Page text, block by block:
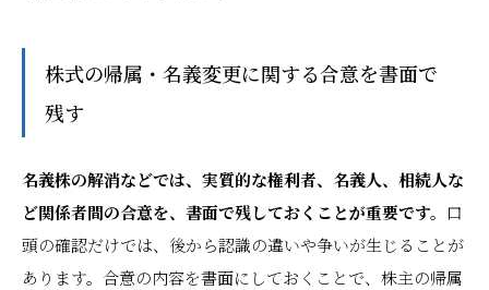
株式の帰属・名義変更に関する合意を書面で
残す
名義株の解消などでは、実質的な権利者、名義人、相続人な
ど関係者間の合意を、書面で残しておくことが重要です。 口
頭の確認だけでは、後から認識の違いや争いが生じることが
あります。合意の内容を書面にしておくことで、株主の帰属